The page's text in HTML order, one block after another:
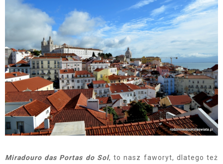
Miradouro das Portas do Sol, to nasz faworyt, dlatego też